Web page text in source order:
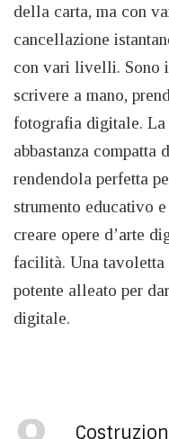
della carta, ma con
cancellazione
con vari livelli. Sono
scrivere a mano,
fotografia digitale.
abbastanza compatta
rendendola perfetta
strumento educativo
creare opere d’arte
facilità. Una
potente alleato per
digitale.